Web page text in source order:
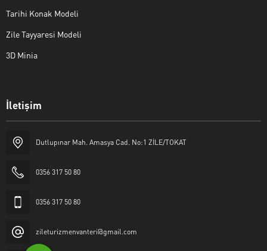
Tarihi Konak Modeli
Zile Tayyaresi Modeli
3D Minia
İletişim
Dutlupınar Mah. Amasya Cad. No:1 ZİLE/TOKAT
0356 317 50 80
0356 317 50 80
zileturizmenvanteri@gmail.com